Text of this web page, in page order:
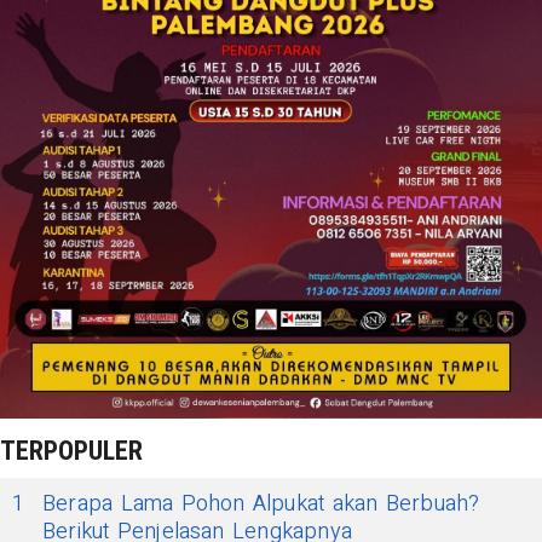
TERPOPULER
1
Berapa Lama Pohon Alpukat akan Berbuah?
Berikut Penjelasan Lengkapnya